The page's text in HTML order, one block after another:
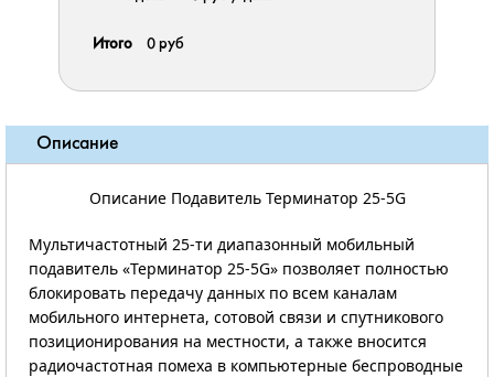
Итого 0 руб
Описание
Описание Подавитель Терминатор 25-5G
Мультичастотный 25-ти диапазонный мобильный
подавитель «Терминатор 25-5G» позволяет полностью
блокировать передачу данных по всем каналам
мобильного интернета, сотовой связи и спутникового
позиционирования на местности, а также вносится
радиочастотная помеха в компьютерные беспроводные